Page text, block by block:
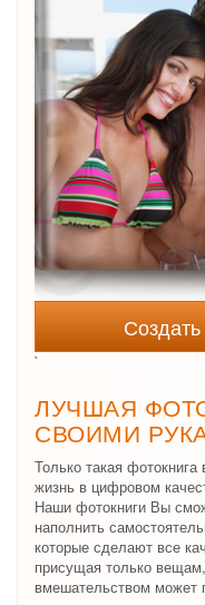
`
ЛУЧШАЯ
СВОИМИ
Только такая
жизнь в цифровом
Наши фотокниги Вы
наполнить
которые сделают все
присущая только
вмешательством может